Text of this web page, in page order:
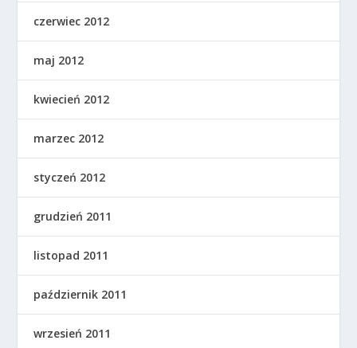
czerwiec 2012
maj 2012
kwiecień 2012
marzec 2012
styczeń 2012
grudzień 2011
listopad 2011
październik 2011
wrzesień 2011